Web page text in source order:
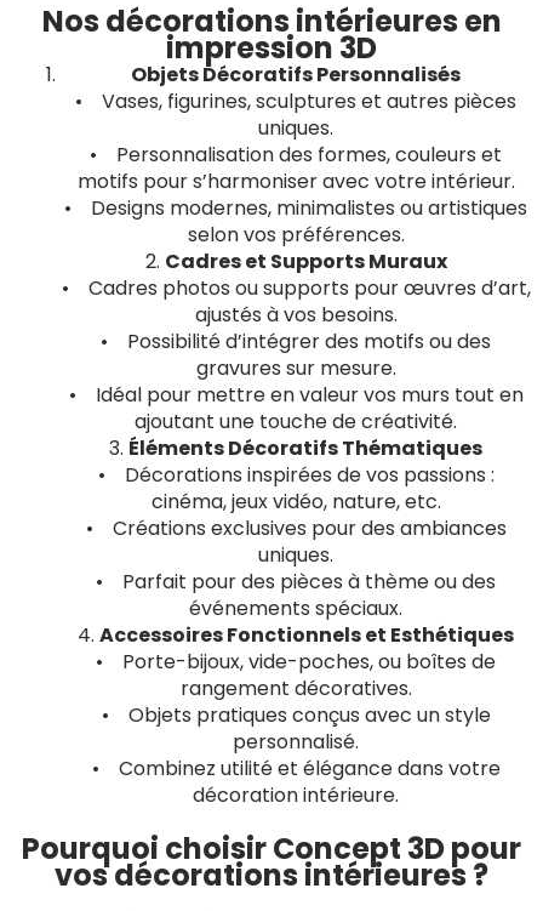
Nos décorations intérieures en
impression 3D
Objets Décoratifs Personnalisés
• Vases, figurines, sculptures et autres pièces
uniques.
• Personnalisation des formes, couleurs et
motifs pour s’harmoniser avec votre intérieur.
• Designs modernes, minimalistes ou artistiques
selon vos préférences.
2. Cadres et Supports Muraux
• Cadres photos ou supports pour œuvres d’art,
ajustés à vos besoins.
• Possibilité d’intégrer des motifs ou des
gravures sur mesure.
• Idéal pour mettre en valeur vos murs tout en
ajoutant une touche de créativité.
3. Éléments Décoratifs Thématiques
• Décorations inspirées de vos passions :
cinéma, jeux vidéo, nature, etc.
• Créations exclusives pour des ambiances
uniques.
• Parfait pour des pièces à thème ou des
événements spéciaux.
4. Accessoires Fonctionnels et Esthétiques
• Porte-bijoux, vide-poches, ou boîtes de
rangement décoratives.
• Objets pratiques conçus avec un style
personnalisé.
• Combinez utilité et élégance dans votre
décoration intérieure.
Pourquoi choisir Concept 3D pour
vos décorations intérieures ?